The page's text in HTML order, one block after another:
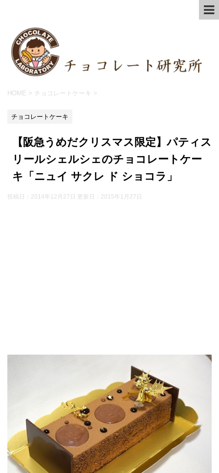
HOME > チョコレートケーキ >
チョコレートケーキ
【阪急うめだクリスマス限定】パティス
リールシェルシェのチョコレートケー
キ「ニュイ サクレ ド ショコラ」
投稿日：2014年12月27日 更新日： 2015年1月27日